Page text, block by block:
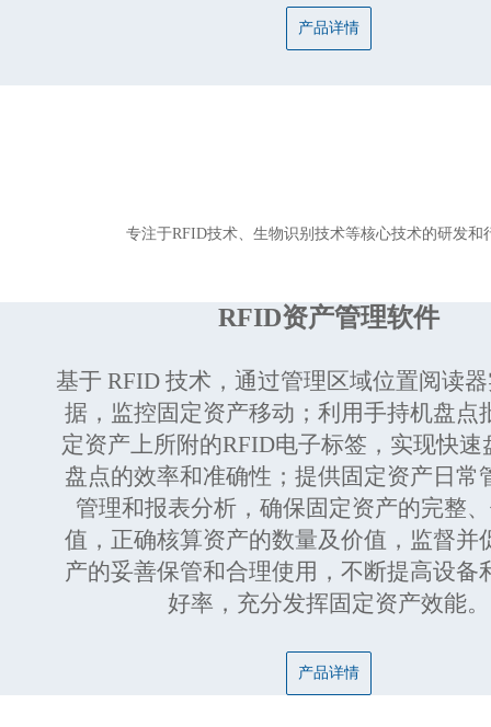
产品详情
专注于RFID技术、生物识别技术等核心技术的研发
RFID资产管理软件
基于 RFID 技术，通过管理区域位置阅读
据，监控固定资产移动；利用手持机盘点
定资产上所附的RFID电子标签，实现快速
盘点的效率和准确性；提供固定资产日常
管理和报表分析，确保固定资产的完整
值，正确核算资产的数量及价值，监督并
产的妥善保管和合理使用，不断提高设备
好率，充分发挥固定资产效能。
产品详情